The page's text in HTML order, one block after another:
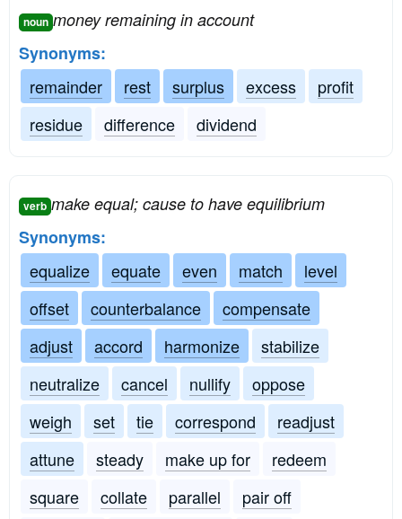
noun money remaining in account
Synonyms:
remainder
rest surplus excess
profit
residue
difference dividend
verb make equal; cause to have equilibrium
Synonyms:
equalize
equate even match
level
offset
counterbalance
compensate
adjust
accord harmonize
stabilize
neutralize
cancel nullify
oppose
weigh
set tie correspond
readjust
attune
steady make up for
redeem
square
collate parallel
pair off